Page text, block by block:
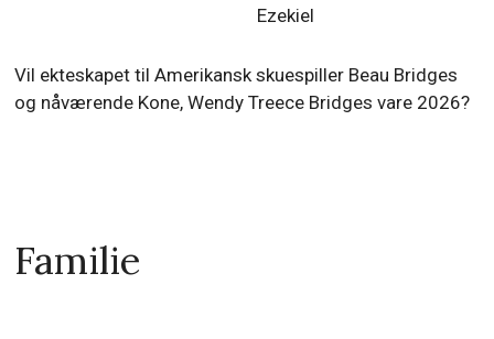
Ezekiel
Vil ekteskapet til Amerikansk skuespiller Beau Bridges
og nåværende Kone, Wendy Treece Bridges vare 2026?
Familie